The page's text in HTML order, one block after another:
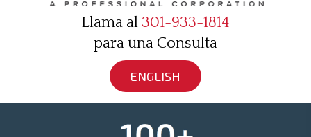
Llama al 301-933-1814
para una Consulta
ENGLISH